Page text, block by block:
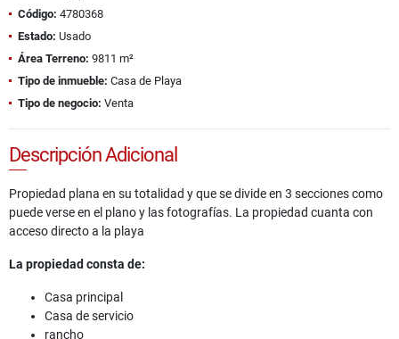
Código: 4780368
Estado: Usado
Área Terreno: 9811 m²
Tipo de inmueble: Casa de Playa
Tipo de negocio: Venta
Descripción Adicional
Propiedad plana en su totalidad y que se divide en 3 secciones como
puede verse en el plano y las fotografías. La propiedad cuanta con
acceso directo a la playa
La propiedad consta de:
Casa principal
Casa de servicio
rancho